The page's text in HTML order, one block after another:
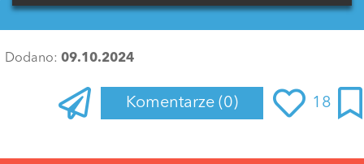
Dodano: 09.10.2024
Komentarze (0) 18